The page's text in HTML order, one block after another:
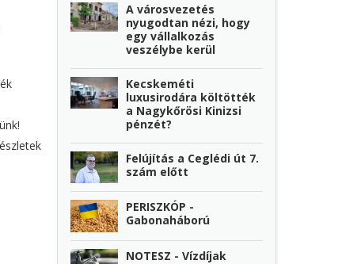
A városvezetés
nyugodtan nézi, hogy
egy vállalkozás
veszélybe kerül
Kecskeméti
luxusirodára költötték
a Nagykőrösi Kinizsi
pénzét?
Felújítás a Ceglédi út 7.
szám előtt
PERISZKÓP -
Gabonaháború
NOTESZ - Vízdíjak